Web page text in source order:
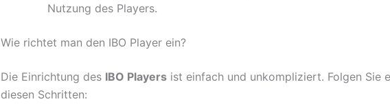
Nutzung des Players.
Wie richtet man den IBO Player ein?
Die Einrichtung des IBO Players ist einfach und unkompliziert. Folgen Sie
diesen Schritten: